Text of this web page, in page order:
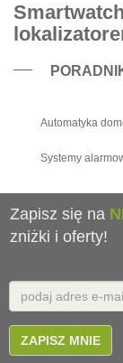
Automatyka
Systemy
Zapisz się na
zniżki i oferty!
Email
E-
mail
ZAPISZ MNIE